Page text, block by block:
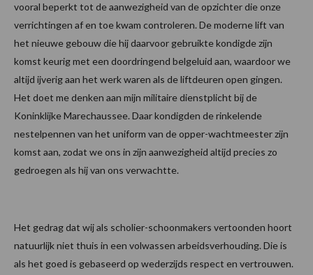
vooral beperkt tot de aanwezigheid van de opzichter die onze
verrichtingen af en toe kwam controleren. De moderne lift van
het nieuwe gebouw die hij daarvoor gebruikte kondigde zijn
komst keurig met een doordringend belgeluid aan, waardoor we
altijd ijverig aan het werk waren als de liftdeuren open gingen.
Het doet me denken aan mijn militaire dienstplicht bij de
Koninklijke Marechaussee. Daar kondigden de rinkelende
nestelpennen van het uniform van de opper-wachtmeester zijn
komst aan, zodat we ons in zijn aanwezigheid altijd precies zo
gedroegen als hij van ons verwachtte.
Het gedrag dat wij als scholier-schoonmakers vertoonden hoort
natuurlijk niet thuis in een volwassen arbeidsverhouding. Die is
als het goed is gebaseerd op wederzijds respect en vertrouwen.